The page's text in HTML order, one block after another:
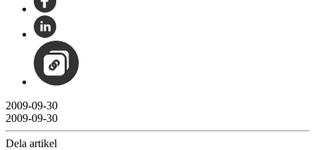
2009-09-30
2009-09-30
Dela artikel